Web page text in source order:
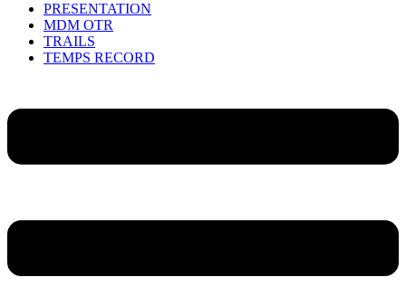
PRESENTATION
MDM OTR
TRAILS
TEMPS RECORD